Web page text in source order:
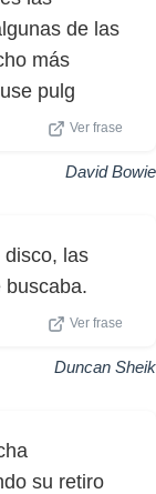
de las
más
pulg
Ver frase
David Bowie
disco, las
buscaba.
Ver frase
Duncan Sheik
su retiro